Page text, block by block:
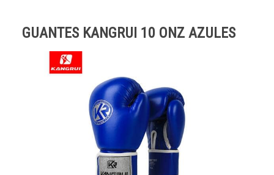
GUANTES KANGRUI 10 ONZ AZULES